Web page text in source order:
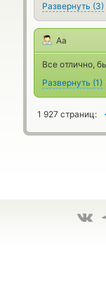
Развернуть (3)
Aa
Все отлично,
Развернуть (1)
1 927 страниц: